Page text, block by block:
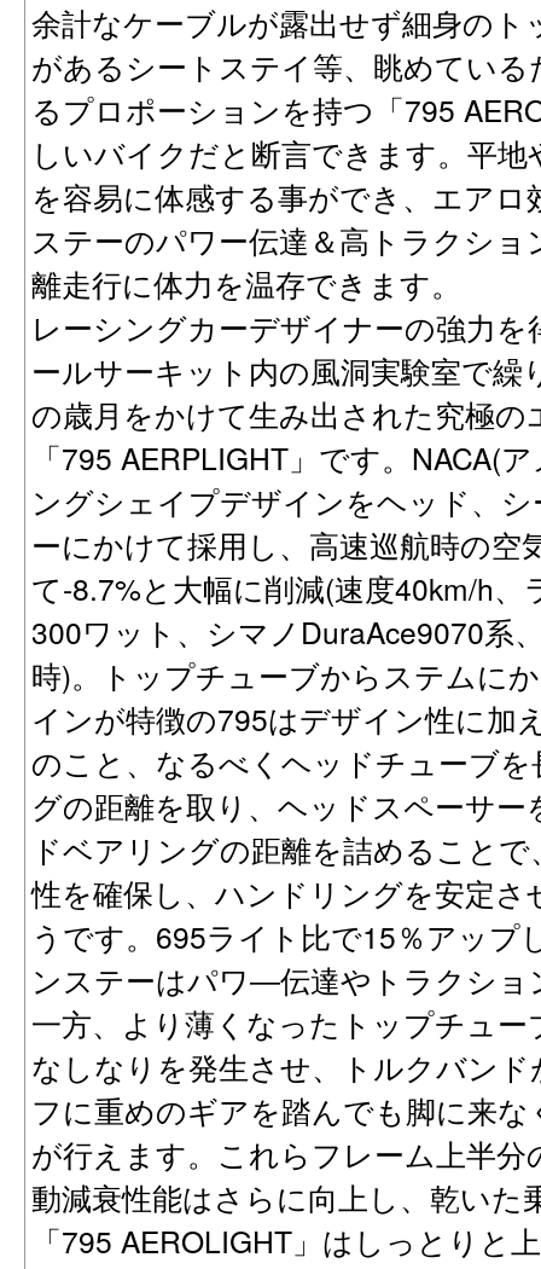
余計なケーブルが露出せず細身の
があるシートステイ等、眺めてい
るプロポーションを持つ「795
しいバイクだと断言できます。平
を容易に体感する事ができ、エア
ステーのパワー伝達＆高トラクシ
離走行に体力を温存できます。
レーシングカーデザイナーの強力
ールサーキット内の風洞実験室で
の歳月をかけて生み出された究極
「795 AERPLIGHT」です。NACA(
ングシェイプデザインをヘッド、
ーにかけて採用し、高速巡航時の空
て-8.7%と大幅に削減(速度40km/h
300ワット、シマノDuraAce9070系
時)。トップチューブからステムに
インが特徴の795はデザイン性に加
のこと、なるべくヘッドチューブ
グの距離を取り、ヘッドスペーサ
ドベアリングの距離を詰めること
性を確保し、ハンドリングを安定
うです。695ライト比で15％アップ
ンステーはパワ―伝達やトラクショ
一方、より薄くなったトップチュ
なしなりを発生させ、トルクバン
フに重めのギアを踏んでも脚に来
が行えます。これらフレーム上半
動減衰性能はさらに向上し、乾いた
「795 AEROLIGHT」はしっとりと